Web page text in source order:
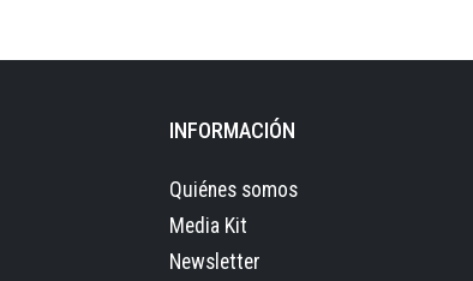
INFORMACIÓN
Quiénes somos
Media Kit
Newsletter